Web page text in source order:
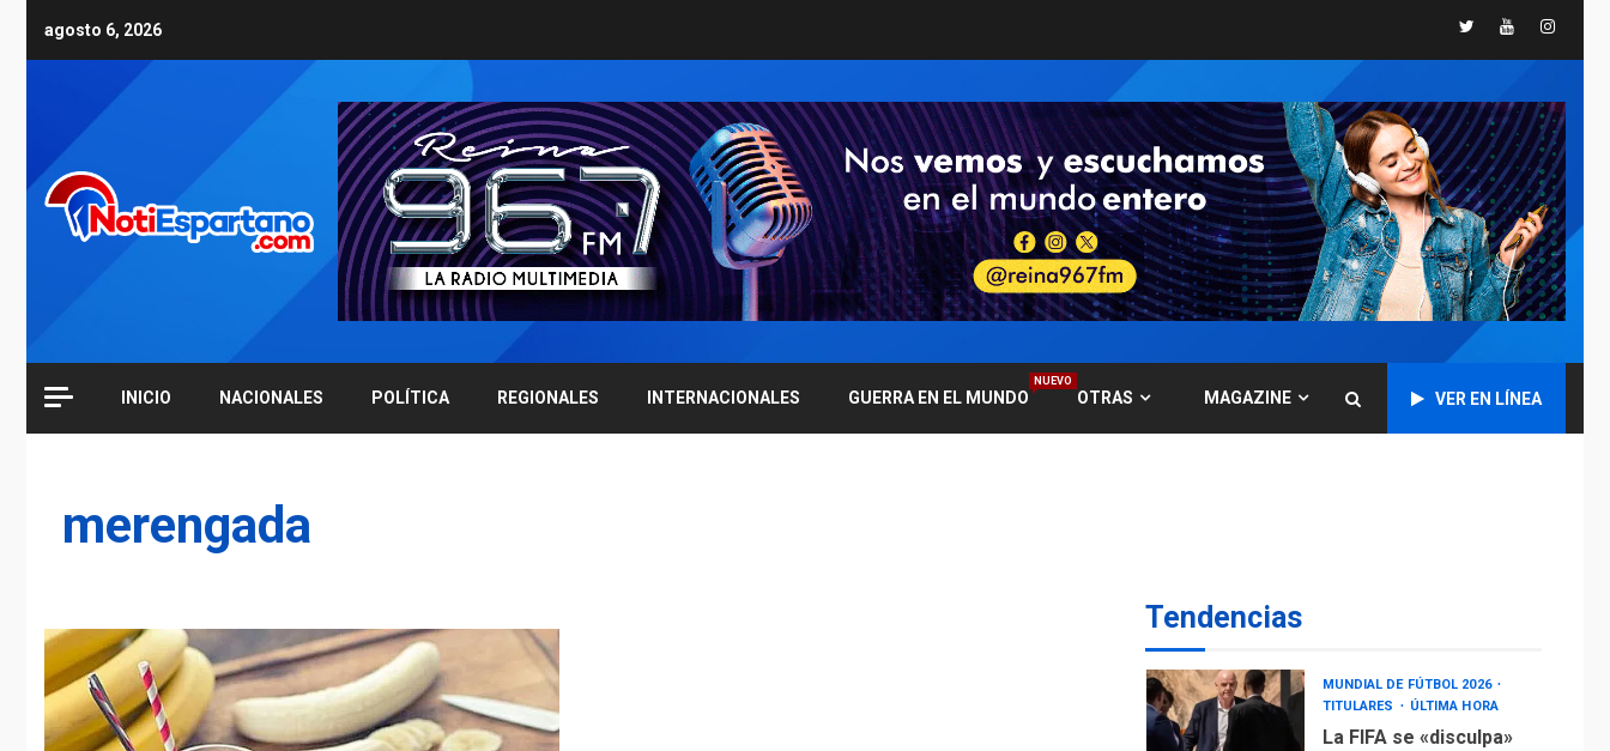
agosto 6, 2026 TwitterYoutube
INICIO NACIONALES POLÍTICA REGIONALES INTERNACIONALES GUERRA EN EL MUNDO
NUEVO
OTRAS MAGAZINE VER EN LÍNEA
merengada
Tendencias
6
TITULARES
CNP plantea incluir
Libertad de Expresión
en agenda de
negociación con
comisión de AN 2015
7
DESTACADOS
NACIONALES
ÚLTIMA HORA
Gobierno nacional y
regional nos
respaldaron desde el
primer momento tras
asegura Gustavo
Duque
MUNDIAL DE FÚTBOL 2026
TITULARES
ÚLTIMA HORA
La FIFA se «disculpa»